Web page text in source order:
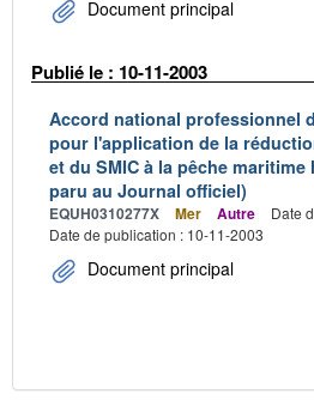
Document principal
Publié le : 10-11-2003
Accord national professionnel
pour l'application de la
et du SMIC à la pêche
paru au Journal officiel)
EQUH0310277X Mer Autre
Date
Date de publication : 10-11-2003
Document principal